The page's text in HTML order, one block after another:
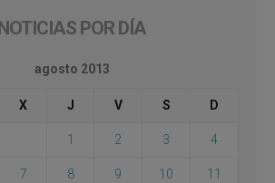
NOTICIAS POR DÍA
agosto 2013
X J V S D
1 2 3 4
7 8 9 10 11